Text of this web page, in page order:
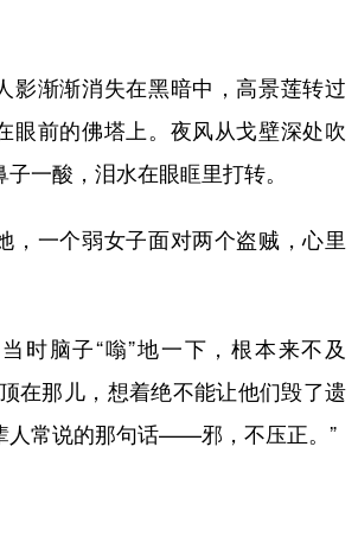
渐渐消失在黑暗中，高景莲转过
眼前的佛塔上。夜风从戈壁深处吹
一酸，泪水在眼眶里打转。
一个弱女子面对两个盗贼，心里
脑子“嗡”地一下，根本来不及
在那儿，想着绝不能让他们毁了遗
人常说的那句话——邪，不压正。”